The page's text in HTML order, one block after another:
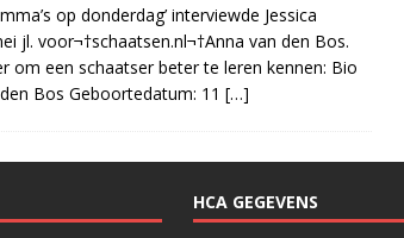
op donderdag’ interviewde Jessica
jl. voor¬†schaatsen.nl¬†Anna van den Bos.
om een schaatser beter te leren kennen: Bio
Bos Geboortedatum: 11 […]
HCA GEGEVENS